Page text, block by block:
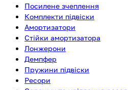
Посилене зчеплення
Комплекти підвіски
Амортизатори
Стійки амортизатора
Лонжерони
Демпфер
Пружини підвіски
Ресори